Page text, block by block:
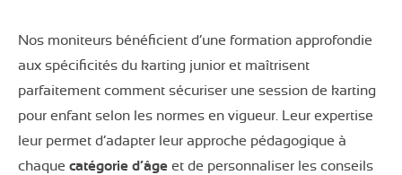
Nos moniteurs bénéficient d’une formation approfondie
aux spécificités du karting junior et maîtrisent
parfaitement comment sécuriser une session de karting
pour enfant selon les normes en vigueur. Leur expertise
leur permet d’adapter leur approche pédagogique à
chaque catégorie d’âge et de personnaliser les conseils